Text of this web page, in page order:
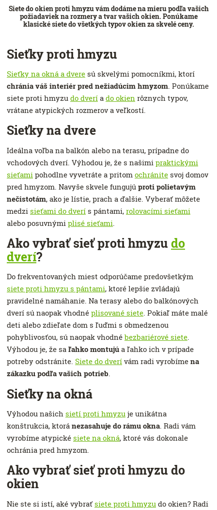
Siete do okien proti hmyzu vám dodáme na mieru podľa vašich
požiadaviek na rozmery a tvar vašich okien. Ponúkame
klasické siete do všetkých typov okien za skvelé ceny.
Sieťky proti hmyzu
Sieťky na okná a dvere sú skvelými pomocníkmi, ktorí
chránia váš interiér pred nežiadúcim hmyzom. Ponúkame
siete proti hmyzu do dverí a do okien rôznych typov,
vrátane atypických rozmerov a veľkostí.
Sieťky na dvere
Ideálna voľba na balkón alebo na terasu, prípadne do
vchodových dverí. Výhodou je, že s našimi praktickými
sieťami pohodlne vyvetráte a pritom ochránite svoj domov
pred hmyzom. Navyše skvele fungujú proti polietavým
nečistotám, ako je lístie, prach a ďalšie. Vyberať môžete
medzi sieťami do dverí s pántami, rolovacími sieťami
alebo posuvnými plisé sieťami.
Ako vybrať sieť proti hmyzu do
dverí?
Do frekventovaných miest odporúčame predovšetkým
siete proti hmyzu s pántami, ktoré lepšie zvládajú
pravidelné namáhanie. Na terasy alebo do balkónových
dverí sú naopak vhodné plisované siete. Pokiaľ máte malé
deti alebo zdieľate dom s ľuďmi s obmedzenou
pohyblivosťou, sú naopak vhodné bezbariérové ​​siete.
Výhodou je, že sa ľahko montujú a ľahko ich v prípade
potreby odstránite. Siete do dverí vám radi vyrobíme na
zákazku podľa vašich potrieb.
Sieťky na okná
Výhodou našich sietí proti hmyzu je unikátna
konštrukcia, ktorá nezasahuje do rámu okna. Radi vám
vyrobíme atypické siete na okná, ktoré vás dokonale
ochránia pred hmyzom.
Ako vybrať sieť proti hmyzu do
okien
Nie ste si istí, aké vybrať siete proti hmyzu do okien? Radi